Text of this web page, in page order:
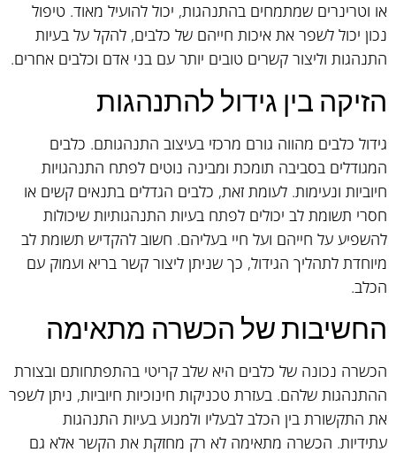
או וטרינרים שמתמחים בהתנהגות, יכול להועיל מאוד. טיפול
נכון יכול לשפר את איכות חייהם של כלבים, להקל על בעיות
התנהגות וליצור קשרים טובים יותר עם בני אדם וכלבים אחרים.
הזיקה בין גידול להתנהגות
גידול כלבים מהווה גורם מרכזי בעיצוב התנהגותם. כלבים
המגודלים בסביבה תומכת ומבינה נוטים לפתח התנהגויות
חיוביות ונעימות. לעומת זאת, כלבים הגדלים בתנאים קשים או
חסרי תשומת לב יכולים לפתח בעיות התנהגותיות שיכולות
להשפיע על חייהם ועל חיי בעליהם. חשוב להקדיש תשומת לב
מיוחדת לתהליך הגידול, כך שניתן ליצור קשר בריא ועמוק עם
הכלב.
החשיבות של הכשרה מתאימה
הכשרה נכונה של כלבים היא שלב קריטי בהתפתחותם ובצורת
ההתנהגות שלהם. בעזרת טכניקות חינוכיות חיוביות, ניתן לשפר
את התקשורת בין הכלב לבעליו ולמנוע בעיות התנהגות
עתידיות. הכשרה מתאימה לא רק מחזקת את הקשר אלא גם